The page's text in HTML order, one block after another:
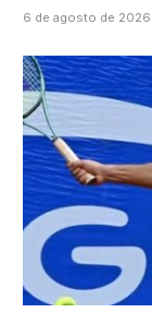
6 de agosto de 2026